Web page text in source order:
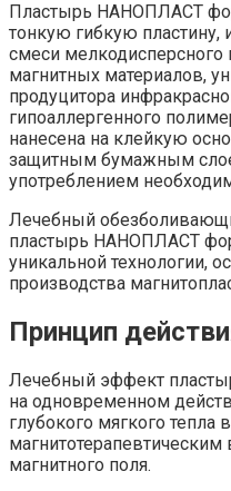
Пластырь НАНОПЛАСТ
тонкую гибкую пластину,
смеси
магнитных материалов,
продуцитора
гипоаллергенного
нанесена на клейкую
защитным бумажным
употреблением
Лечебный
пластырь НАНОПЛАСТ
уникальной технологии,
производства
Принцип
Лечебный эффект
на одновременном
глубокого мягкого тепла
магнитного поля.